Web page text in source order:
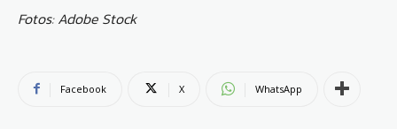
Fotos: Adobe Stock
Facebook X WhatsApp